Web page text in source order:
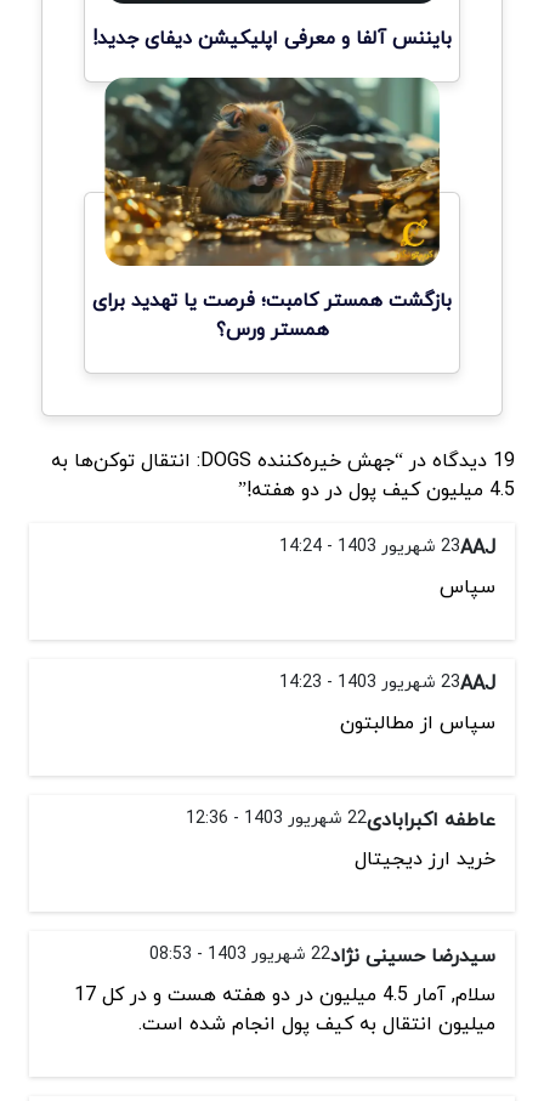
بایننس آلفا و معرفی اپلیکیشن دیفای جدید!
بازگشت همستر کامبت؛ فرصت یا تهدید برای
همستر ورس؟
19 دیدگاه در “جهش خیره‌کننده DOGS: انتقال توکن‌ها به
4.5 میلیون کیف پول در دو هفته!”
AAJ23 شهریور 1403 - 14:24
سپاس
AAJ23 شهریور 1403 - 14:23
سپاس از مطالبتون
عاطفه اکبرابادی22 شهریور 1403 - 12:36
خرید ارز دیجیتال
سیدرضا حسینی نژاد22 شهریور 1403 - 08:53
سلام, آمار 4.5 میلیون در دو هفته هست و در کل 17
میلیون انتقال به کیف پول انجام شده است.